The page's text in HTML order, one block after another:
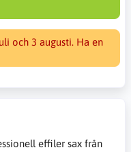
och 3 augusti. Ha en
effiler sax från